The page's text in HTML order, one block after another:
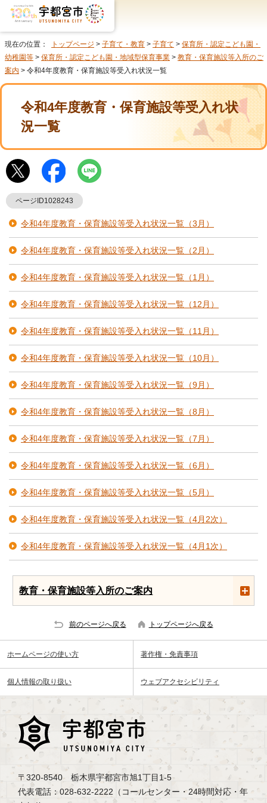
現在の位置： トップページ > 子育て・教育 > 子育て > 保育所・認定こども園・
幼稚園等 > 保育所・認定こども園・地域型保育事業 > 教育・保育施設等入所のご
案内 > 令和4年度教育・保育施設等受入れ状況一覧
令和4年度教育・保育施設等受入れ状
況一覧
ページID1028243
令和4年度教育・保育施設等受入れ状況一覧（3月）
令和4年度教育・保育施設等受入れ状況一覧（2月）
令和4年度教育・保育施設等受入れ状況一覧（1月）
令和4年度教育・保育施設等受入れ状況一覧（12月）
令和4年度教育・保育施設等受入れ状況一覧（11月）
令和4年度教育・保育施設等受入れ状況一覧（10月）
令和4年度教育・保育施設等受入れ状況一覧（9月）
令和4年度教育・保育施設等受入れ状況一覧（8月）
令和4年度教育・保育施設等受入れ状況一覧（7月）
令和4年度教育・保育施設等受入れ状況一覧（6月）
令和4年度教育・保育施設等受入れ状況一覧（5月）
令和4年度教育・保育施設等受入れ状況一覧（4月2次）
令和4年度教育・保育施設等受入れ状況一覧（4月1次）
教育・保育施設等入所のご案内
前のページへ戻る トップページへ戻る
ホームページの使い方 著作権・免責事項
個人情報の取り扱い ウェブアクセシビリティ
〒320-8540 栃木県宇都宮市旭1丁目1-5
代表電話：028-632-2222（コールセンター・24時間対応・年